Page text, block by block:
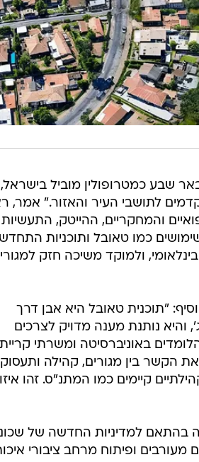
שבע כמטרופולין מוביל בישראל,
לתושבי העיר והאזור." אמר,
והמחקריים, ההייטק, התעשיות
כמו טאובל ותוכניות
ולמוקד משיכה חזק
"תוכנית טאובל היא אבן דרך
והיא נותנת מענה מדויק לצרכים
באוניברסיטה ומשרתי קריית
הקשר בין מגורים, קהילה
קיימים כמו המתנ"ס. זהו
בהתאם למדיניות החדשה של
מעורבים ופיתוח מרחב ציבורי